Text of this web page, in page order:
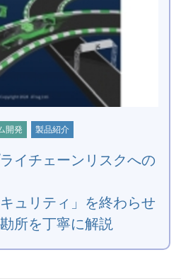
開発 製品紹介
イチェーンリスクへの
ュリティ」を終わらせ
所を丁寧に解説